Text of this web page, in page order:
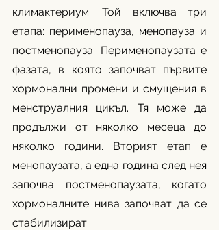
климактериум. Той включва три
етапа: перименопауза, менопауза и
постменопауза. Перименопаузата е
фазата, в която започват първите
хормонални промени и смущения в
менструалния цикъл. Тя може да
продължи от няколко месеца до
няколко години. Вторият етап е
менопаузата, а една година след нея
започва постменопаузата, когато
хормоналните нива започват да се
стабилизират.